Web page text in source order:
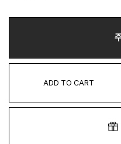
ADD TO CART